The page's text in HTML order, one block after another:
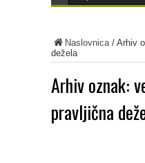
Naslovnica/ Arhiv
dežela
Arhiv oznak:
pravljična